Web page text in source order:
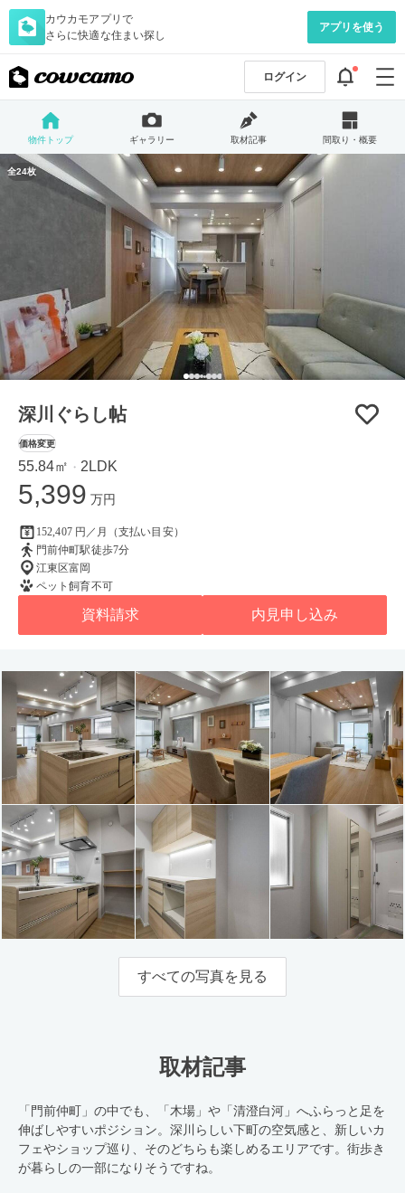
カウカモアプリで
さらに快適な住まい探し
アプリを使う
ログイン
物件トップ ギャラリー 取材記事 間取り・概要
全24枚
深川ぐらし帖
価格変更
55.84㎡ ・ 2LDK
5,399 万円
152,407 円／月（支払い目安）
門前仲町駅徒歩7分
江東区富岡
ペット飼育不可
資料請求 内見申し込み
すべての写真を見る
取材記事
「門前仲町」の中でも、「木場」や「清澄白河」へふらっと足を
伸ばしやすいポジション。深川らしい下町の空気感と、新しいカ
フェやショップ巡り、そのどちらも楽しめるエリアです。街歩き
が暮らしの一部になりそうですね。